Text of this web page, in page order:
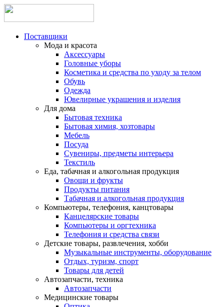
Поставщики
Мода и красота
Аксессуары
Головные уборы
Косметика и средства по уходу за телом
Обувь
Одежда
Ювелирные украшения и изделия
Для дома
Бытовая техника
Бытовая химия, хозтовары
Мебель
Посуда
Сувениры, предметы интерьера
Текстиль
Еда, табачная и алкогольная продукция
Овощи и фрукты
Продукты питания
Табачная и алкогольная продукция
Компьютеры, телефония, канцтовары
Канцелярские товары
Компьютеры и оргтехника
Телефония и средства связи
Детские товары, развлечения, хобби
Музыкальные инструменты, оборудование
Отдых, туризм, спорт
Товары для детей
Автозапчасти, техника
Автозапчасти
Медицинские товары